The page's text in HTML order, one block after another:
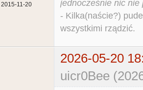
2015-11-20
jednocześnie nic nie
- Kilka(naście?)
wszystkimi rządzić.
2026-05-20
uicr0Bee